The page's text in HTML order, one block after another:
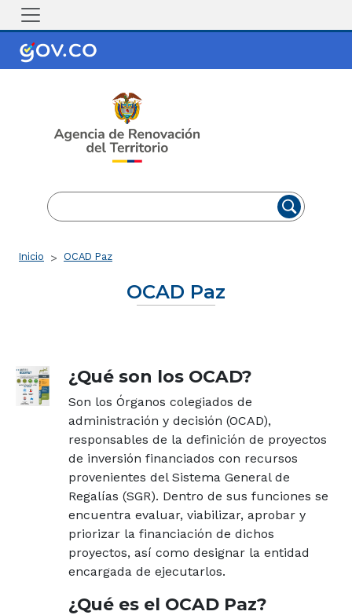
Pasar al contenido principal
Ruta de navegación
Inicio OCAD Paz
OCAD Paz
¿Qué son los OCAD?
Son los Órganos colegiados de
administración y decisión (OCAD),
responsables de la definición de proyectos
de inversión financiados con recursos
provenientes del Sistema General de
Regalías (SGR). Dentro de sus funciones se
encuentra evaluar, viabilizar, aprobar y
priorizar la financiación de dichos
proyectos, así como designar la entidad
encargada de ejecutarlos.
¿Qué es el OCAD Paz?